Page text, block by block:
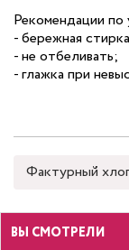
Рекомендации по
- бережная
- не отбеливать;
- глажка при
Фактурный
ВЫ СМОТРЕЛИ